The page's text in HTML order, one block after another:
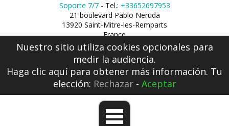
Soporte 7/7- Tel.: +33652697953
21 boulevard Pablo Neruda
13920 Saint-Mitre-les-Remparts
France
Nuestro sitio utiliza cookies opcionales para
medir la audiencia.
Haga clic aquípara obtener más información. Tu
elección: Rechazar- Aceptar